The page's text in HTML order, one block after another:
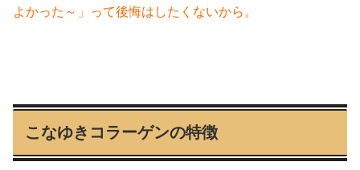
よかった～」って後悔はしたくないから。
こなゆきコラーゲンの特徴